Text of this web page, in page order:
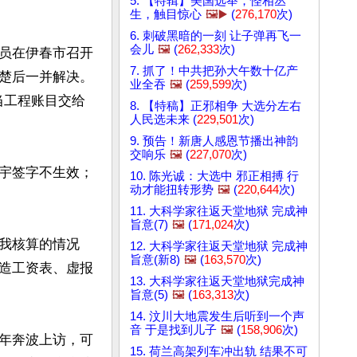
在伊春市召开
后一并解决。
程账目交给
签字不生效；
核算的情况
工资表、虚报
奔波上访，可
生，触目惊心 🖼️▶️ (276,170次)
6. 刺破黑暗的一刻 让子弹再飞一
会儿 🖼️ (262,333次)
7. 抓了！中共把孙大午数十亿产
业全吞 🖼️ (259,599次)
8. 【特稿】正邪相争 大选分左右
人民选未来 (229,501次)
9. 预告！新唐人感恩节播出神韵
交响乐 🖼️ (227,070次)
10. 陈光诚：大选中 邪正相搏 行
动才能扭转形势 🖼️ (220,644次)
11. 大科学家往返天堂地狱 完成神
旨意(7) 🖼️ (171,024次)
12. 大科学家往返天堂地狱 完成神
旨意(新8) 🖼️ (163,570次)
13. 大科学家往返天堂地狱完成神
旨意(5) 🖼️ (163,313次)
14. 汶川大地震发生后听到一个声
音 于是找到儿子 🖼️ (158,906次)
15. 荷兰高架列车冲出轨 结果不可